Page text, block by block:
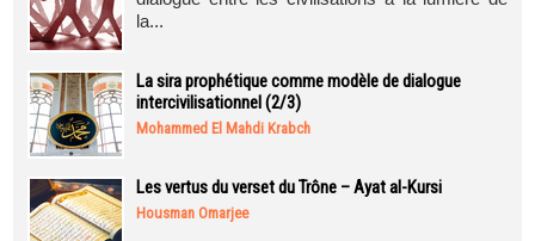
la...
La sira prophétique comme modèle de dialogue
intercivilisationnel (2/3)
Mohammed El Mahdi Krabch
Les vertus du verset du Trône – Ayat al-Kursi
Housman Omarjee